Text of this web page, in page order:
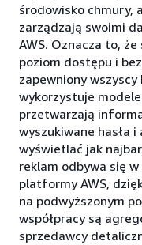
środowisko chmury,
zarządzają swoimi
AWS. Oznacza to,
poziom dostępu i
zapewniony
wykorzystuje
przetwarzają
wyszukiwane hasła
wyświetlać jak
reklam odbywa się
platformy AWS,
na podwyższonym
współpracy są
sprzedawcy